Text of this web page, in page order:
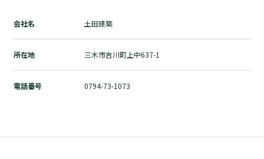
トップページ
加盟店検索
自然素材の家づくりとは？
会社名 土田建築
所在地 三木市吉川町上中637-1
電話番号 0794-73-1073